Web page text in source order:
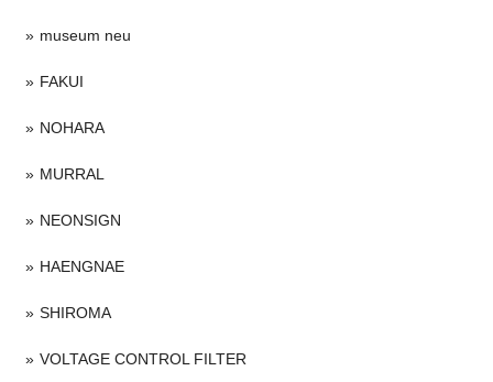
museum neu
FAKUI
NOHARA
MURRAL
NEONSIGN
HAENGNAE
SHIROMA
VOLTAGE CONTROL FILTER